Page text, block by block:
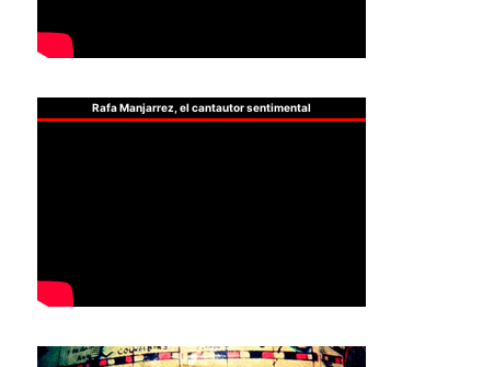
Rafa Manjarrez, el cantautor sentimental